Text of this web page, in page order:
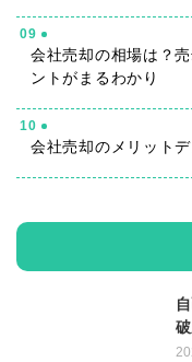
09
会社売却の相場は？
ントがまるわかり
10
会社売却のメリット